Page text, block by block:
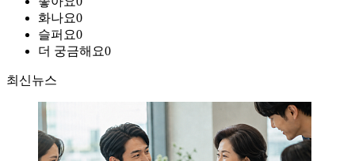
화나요0
슬퍼요0
더 궁금해요0
최신뉴스